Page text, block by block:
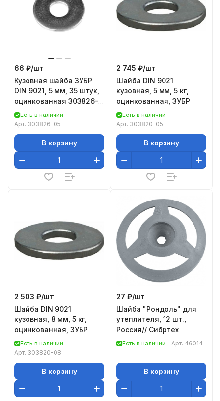
66 ₽/шт
Кузовная шайба ЗУБР
DIN 9021, 5 мм, 35 штук,
оцинкованная 303826-
05Есть в наличии
Арт. 303826-05
В корзину
2 745 ₽/шт
Шайба DIN 9021
кузовная, 5 мм, 5 кг,
оцинкованная, ЗУБР
Есть в наличии
Арт. 303820-05
В корзину
2 503 ₽/шт
Шайба DIN 9021
кузовная, 8 мм, 5 кг,
оцинкованная, ЗУБР
Есть в наличии
Арт. 303820-08
В корзину
27 ₽/шт
Шайба "Рондоль" для
утеплителя, 12 шт.,
Россия// Сибртех
Есть в наличии Арт. 46014
В корзину